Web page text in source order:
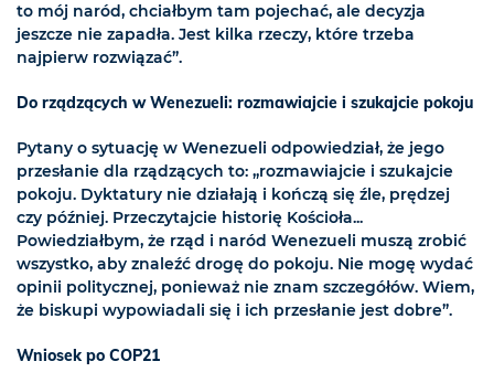
to mój naród, chciałbym tam pojechać, ale decyzja
jeszcze nie zapadła. Jest kilka rzeczy, które trzeba
najpierw rozwiązać”.
Do rządzących w Wenezueli: rozmawiajcie i szukajcie pokoju
Pytany o sytuację w Wenezueli odpowiedział, że jego
przesłanie dla rządzących to: „rozmawiajcie i szukajcie
pokoju. Dyktatury nie działają i kończą się źle, prędzej
czy później. Przeczytajcie historię Kościoła...
Powiedziałbym, że rząd i naród Wenezueli muszą zrobić
wszystko, aby znaleźć drogę do pokoju. Nie mogę wydać
opinii politycznej, ponieważ nie znam szczegółów. Wiem,
że biskupi wypowiadali się i ich przesłanie jest dobre”.
Wniosek po COP21